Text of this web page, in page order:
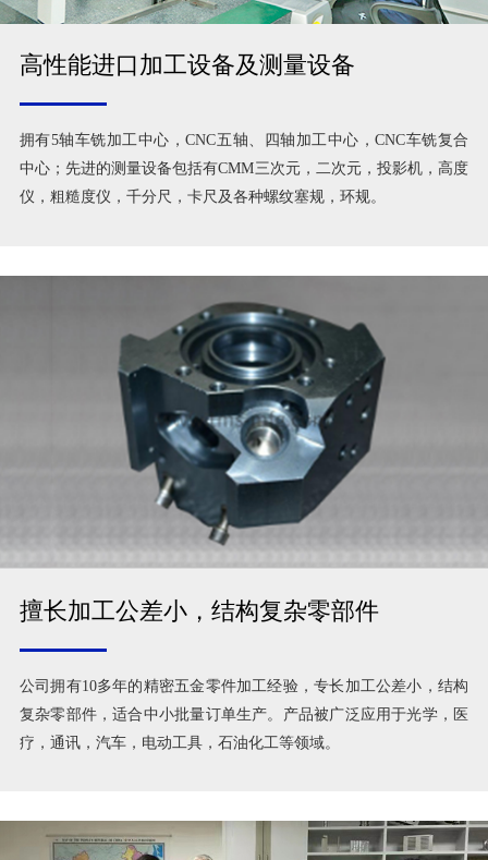
高性能进口加工设备及测量设备
拥有5轴车铣加工中心，CNC五轴、四轴加工中心，CNC车铣复合
中心；先进的测量设备包括有CMM三次元，二次元，投影机，高度
仪，粗糙度仪，千分尺，卡尺及各种螺纹塞规，环规。
擅长加工公差小，结构复杂零部件
公司拥有10多年的精密五金零件加工经验，专长加工公差小，结构
复杂零部件，适合中小批量订单生产。产品被广泛应用于光学，医
疗，通讯，汽车，电动工具，石油化工等领域。